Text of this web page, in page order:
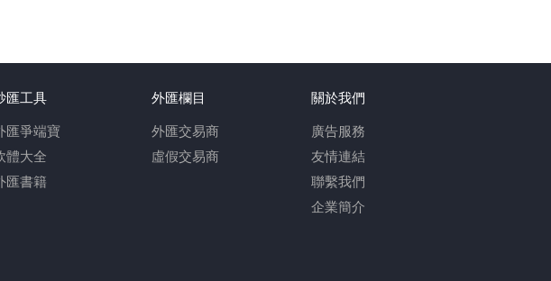
匯工具
匯爭端寶
體大全
匯書籍
外匯欄目
外匯交易商
虛假交易商
關於我們
廣告服務
友情連結
聯繫我們
企業簡介